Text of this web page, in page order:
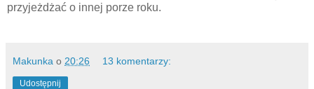
przyjeżdżać o innej porze roku.
Makunka o 20:26 13 komentarzy:
Udostępnij